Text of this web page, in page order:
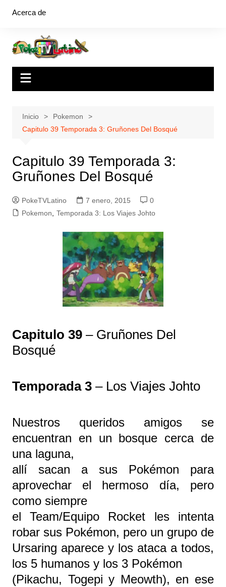
Acerca de
Inicio
Pokemon
Capitulo 39 Temporada 3: Gruñones Del Bosqué
Capitulo 39 Temporada 3:
Gruñones Del Bosqué
PokeTVLatino 7 enero, 2015
0
Pokemon
Temporada 3: Los Viajes Johto
Capitulo 39– Gruñones Del
Bosqué
Temporada 3– Los Viajes Johto
Nuestros queridos amigos se
encuentran en un bosque cerca de
una laguna,
allí sacan a sus Pokémon para
aprovechar el hermoso día, pero
como siempre
el Team/Equipo Rocket les intenta
robar sus Pokémon, pero un grupo de
Ursaring aparece y los ataca a todos,
los 5 humanos y los 3 Pokémon
(Pikachu, Togepi y Meowth), en ese